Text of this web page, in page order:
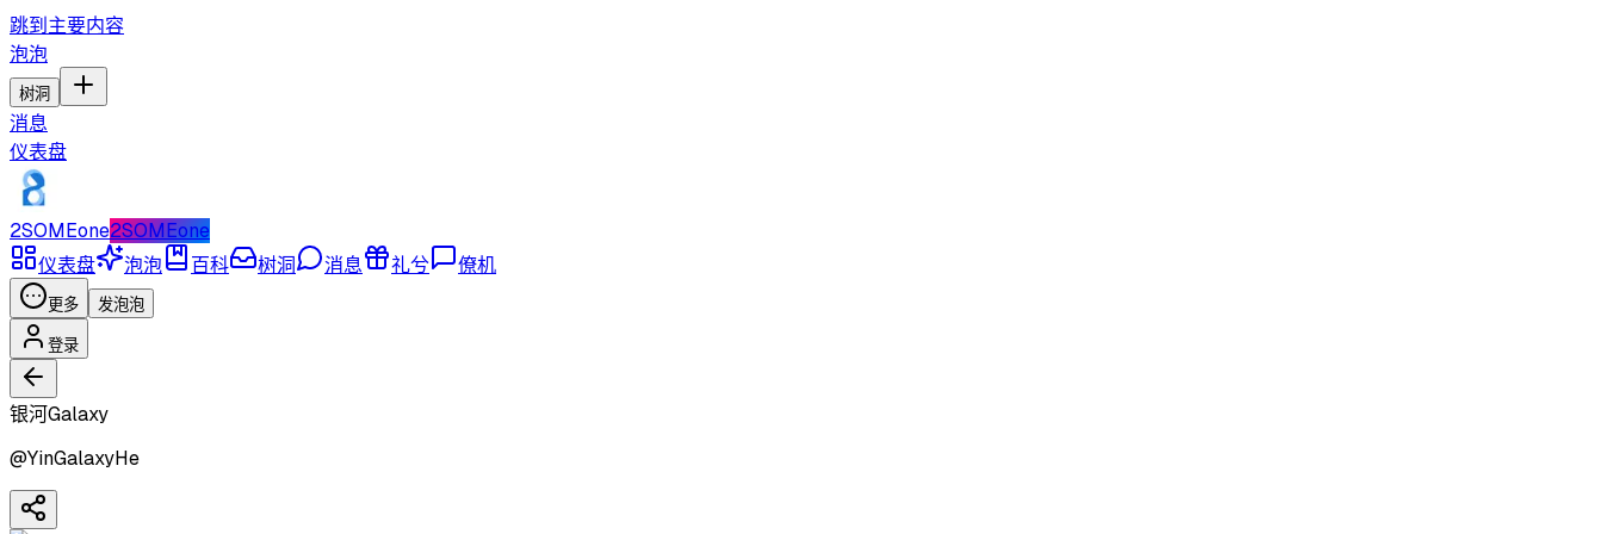
跳到主要内容
泡泡
树洞
消息
仪表盘
2SOMEone2SOMEone
仪表盘
泡泡 百科 树洞 消息 礼兮 僚机
更多 发泡泡
登录
银河Galaxy
@YinGalaxyHe